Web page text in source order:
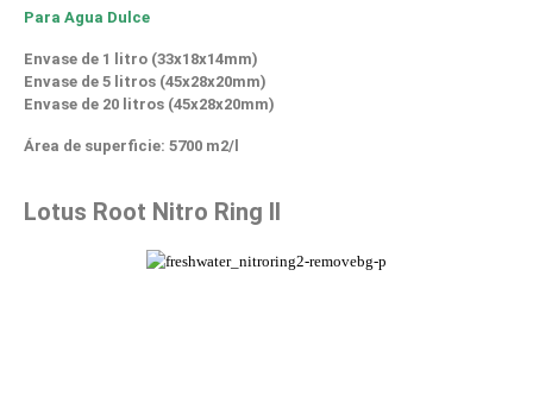
Para Agua Dulce
Envase de 1 litro (33x18x14mm)
Envase de 5 litros (45x28x20mm)
Envase de 20 litros (45x28x20mm)
Área de superficie: 5700 m2/l
Lotus Root Nitro Ring II